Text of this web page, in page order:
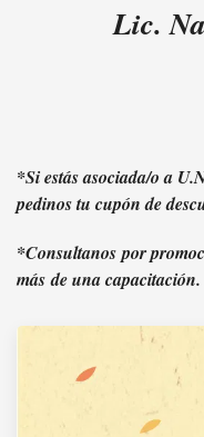
Lic.
*Si estás asociada/o a
pedinos tu cupón de
*Consultanos por
más de una